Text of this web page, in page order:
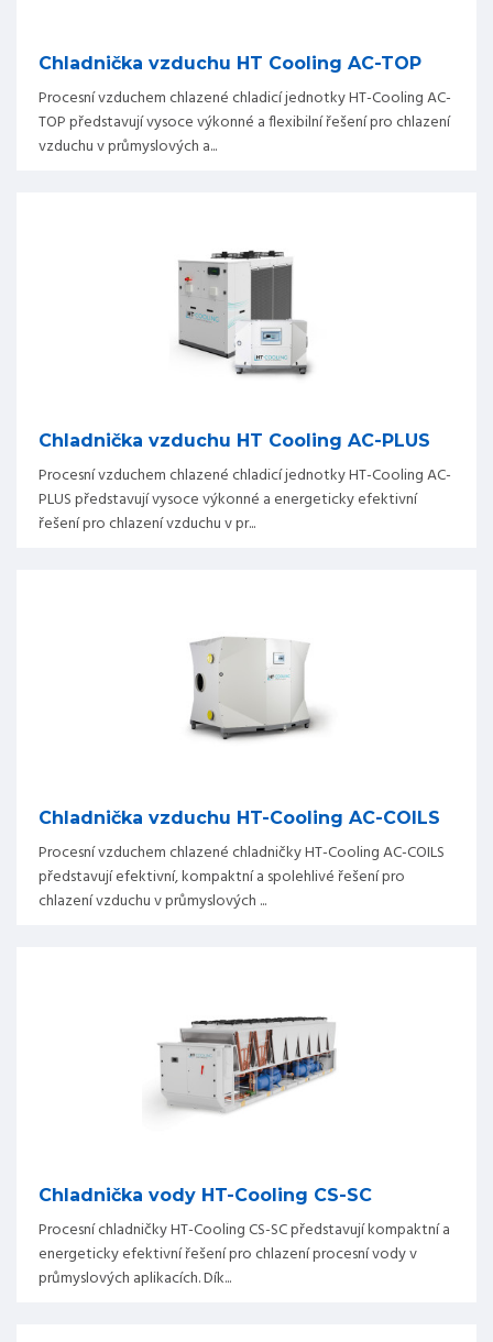
Chladnička vzduchu HT Cooling AC-TOP
Procesní vzduchem chlazené chladicí jednotky HT-Cooling AC-
TOP představují vysoce výkonné a flexibilní řešení pro chlazení
vzduchu v průmyslových a...
Chladnička vzduchu HT Cooling AC-PLUS
Procesní vzduchem chlazené chladicí jednotky HT-Cooling AC-
PLUS představují vysoce výkonné a energeticky efektivní
řešení pro chlazení vzduchu v pr...
Chladnička vzduchu HT-Cooling AC-COILS
Procesní vzduchem chlazené chladničky HT-Cooling AC-COILS
představují efektivní, kompaktní a spolehlivé řešení pro
chlazení vzduchu v průmyslových ...
Chladnička vody HT-Cooling CS-SC
Procesní chladničky HT-Cooling CS-SC představují kompaktní a
energeticky efektivní řešení pro chlazení procesní vody v
průmyslových aplikacích. Dík...